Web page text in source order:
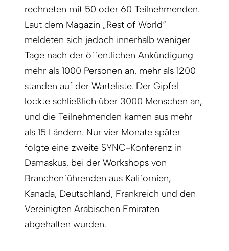
rechneten mit 50 oder 60 Teilnehmenden.
Laut dem Magazin „Rest of World“
meldeten sich jedoch innerhalb weniger
Tage nach der öffentlichen Ankündigung
mehr als 1000 Personen an, mehr als 1200
standen auf der Warteliste. Der Gipfel
lockte schließlich über 3000 Menschen an,
und die Teilnehmenden kamen aus mehr
als 15 Ländern. Nur vier Monate später
folgte eine zweite SYNC-Konferenz in
Damaskus, bei der Workshops von
Branchenführenden aus Kalifornien,
Kanada, Deutschland, Frankreich und den
Vereinigten Arabischen Emiraten
abgehalten wurden.